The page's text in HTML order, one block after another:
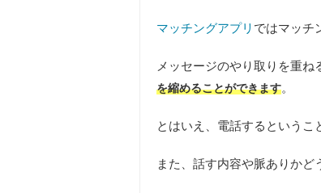
マッチングアプリ ではマッチ
メッセージのやり取りを重
を縮めることができます。
とはいえ、電話するというこ
また、 話す内容や脈ありかど